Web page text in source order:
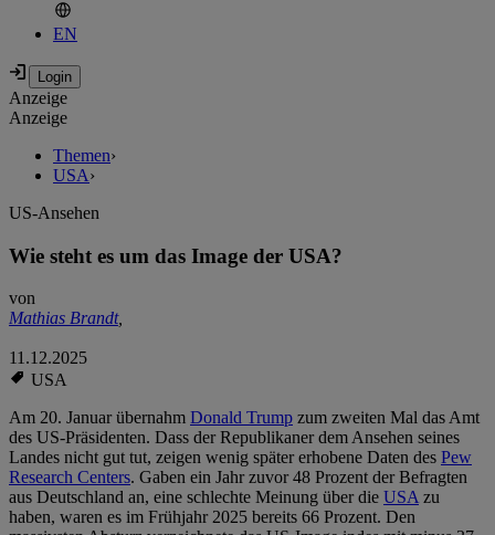
EN
Anzeige
Anzeige
Themen›
USA›
US-Ansehen
Wie steht es um das Image der USA?
von
Mathias Brandt,
11.12.2025
USA
Am 20. Januar übernahm Donald Trump zum zweiten Mal das Amt
des US-Präsidenten. Dass der Republikaner dem Ansehen seines
Landes nicht gut tut, zeigen wenig später erhobene Daten des Pew
Research Centers. Gaben ein Jahr zuvor 48 Prozent der Befragten
aus Deutschland an, eine schlechte Meinung über die USAzu
haben, waren es im Frühjahr 2025 bereits 66 Prozent. Den